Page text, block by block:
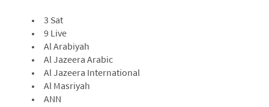
3 Sat
9 Live
Al Arabiyah
Al Jazeera Arabic
Al Jazeera International
Al Masriyah
ANN